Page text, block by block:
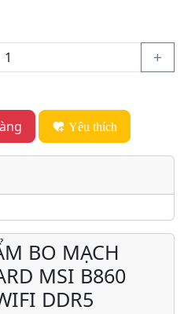
Yêu thích
BO MẠCH
MSI B860
DDR5